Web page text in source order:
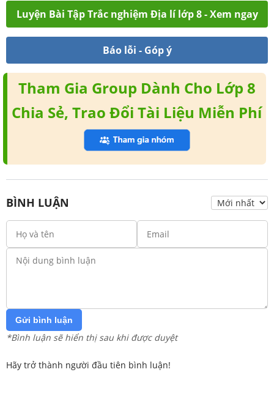
Luyện Bài Tập Trắc nghiệm Địa lí lớp 8 - Xem ngay
Báo lỗi - Góp ý
Tham Gia Group Dành Cho Lớp 8
Chia Sẻ, Trao Đổi Tài Liệu Miễn Phí
BÌNH LUẬN
Gửi bình luận
*Bình luận sẽ hiển thị sau khi được duyệt
Hãy trở thành người đầu tiên bình luận!